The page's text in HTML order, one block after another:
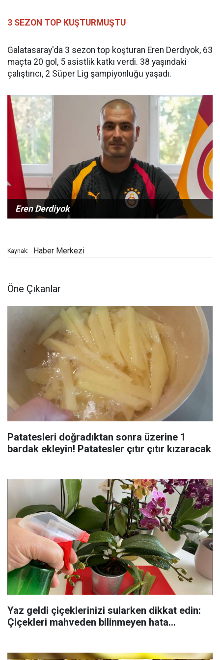
3 SEZON TOP KUŞTURMUŞTU
Galatasaray'da 3 sezon top koşturan Eren Derdiyok, 63
maçta 20 gol, 5 asistlik katkı verdi. 38 yaşındaki
çalıştırıcı, 2 Süper Lig şampiyonluğu yaşadı.
Eren Derdiyok
Kaynak: Haber Merkezi
Öne Çıkanlar
Patatesleri doğradıktan sonra üzerine 1
bardak ekleyin! Patatesler çıtır çıtır kızaracak
Yaz geldi çiçeklerinizi sularken dikkat edin:
Çiçekleri mahveden bilinmeyen hata...